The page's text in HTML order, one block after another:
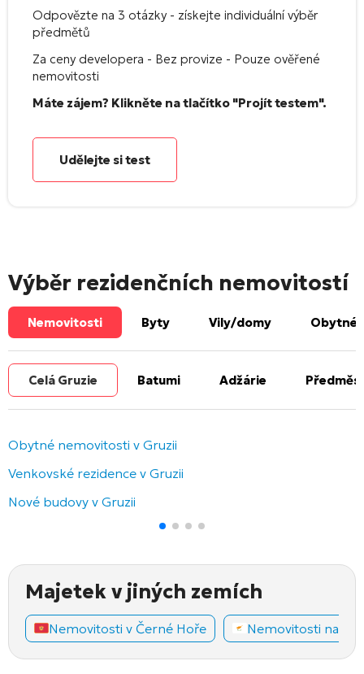
Odpovězte na 3 otázky - získejte individuální výběr
předmětů
Za ceny developera - Bez provize - Pouze ověřené
nemovitosti
Máte zájem? Klikněte na tlačítko "Projít testem".
Udělejte si test
Výběr rezidenčních nemovitostí
Nemovitosti Byty Vily/domy Obytné
Celá Gruzie Batumi Adžárie
Obytné nemovitosti v Gruzii
Venkovské rezidence v Gruzii
Nové budovy v Gruzii
Majetek v jiných zemích
Nemovitosti v Černé Hoře Nemovitosti na